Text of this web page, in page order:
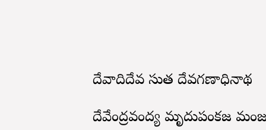
దేవాదిదేవ సుత దేవగణాధినాథ
దేవేంద్రవంద్య మృదుపంకజ